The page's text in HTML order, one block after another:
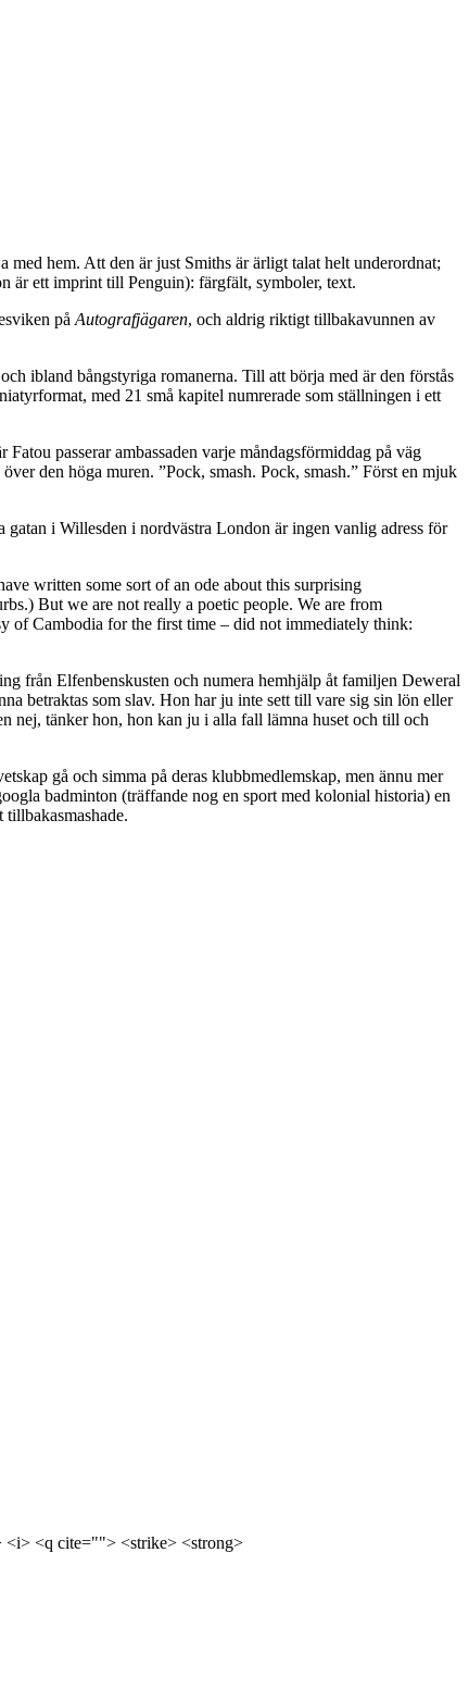
hem. Att den är just Smiths är ärligt talat helt underordnat;
är ett imprint till Penguin): färgfält, symboler, text.
på Autografjägaren, och aldrig riktigt tillbakavunnen av
ibland bångstyriga romanerna. Till att börja med är den förstås
med 21 små kapitel numrerade som ställningen i ett
passerar ambassaden varje måndagsförmiddag på väg
den höga muren. ”Pock, smash. Pock, smash.” Först en mjuk
i Willesden i nordvästra London är ingen vanlig adress för
written some sort of an ode about this surprising
But we are not really a poetic people. We are from
of Cambodia for the first time – did not immediately think:
från Elfenbenskusten och numera hemhjälp åt familjen Deweral
betraktas som slav. Hon har ju inte sett till vare sig sin lön eller
nej, tänker hon, hon kan ju i alla fall lämna huset och till och
gå och simma på deras klubbmedlemskap, men ännu mer
badminton (träffande nog en sport med kolonial historia) en
<q cite=""> <strike> <strong>